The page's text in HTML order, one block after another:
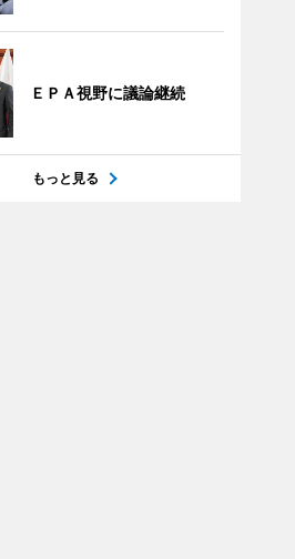
ＥＰＡ視野に議論継続
もっと見る